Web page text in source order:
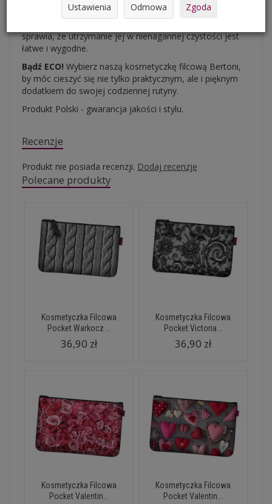
Dodatkowym atutem naszej kosmetyczki jest możliwość
sprawia, że utrzymanie jej w nienagannej czystości jest
łatwe i wygodne.
Bądź ECO! Wybierz naszą kosmetyczkę filcową Bertoni,
by móc cieszyć się nie tylko praktycznym, ale i pięknym
dodatkiem do swojej codziennej rutyny.
Produkt Polski - gwarancja jakości i stylu.
Recenzje
Produkt nie posiada recenzji. Dodaj recenzję
Polecane produkty
Kosmetyczka Filcowa
Pocket Warkocz ...
36,90 zł
Kosmetyczka Filcowa
Pocket Victoria...
36,90 zł
Kosmetyczka Filcowa
Pocket Valentin...
Kosmetyczka Filcowa
Pocket Valentin...
Ustawienia Odmowa Zgoda